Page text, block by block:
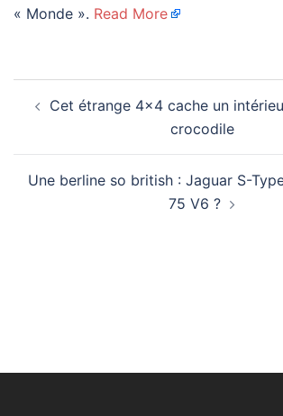
« Monde ». Read More
d’article
Cet étrange 4×4 cache un
crocodile
Une berline so british : Jaguar S-
75 V6 ?